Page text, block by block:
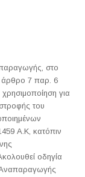
στο
άρθρο 7 παρ. 6
για
του
Α.Κ, κατόπιν
οδηγία
Αναπαραγωγής